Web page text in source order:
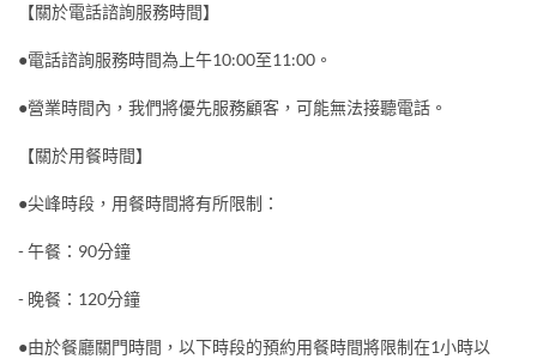
【關於電話諮詢服務時間】
●電話諮詢服務時間為上午10:00至11:00。
●營業時間內，我們將優先服務顧客，可能無法接聽電話。
【關於用餐時間】
●尖峰時段，用餐時間將有所限制：
- 午餐：90分鐘
- 晚餐：120分鐘
●由於餐廳關門時間，以下時段的預約用餐時間將限制在1小時以